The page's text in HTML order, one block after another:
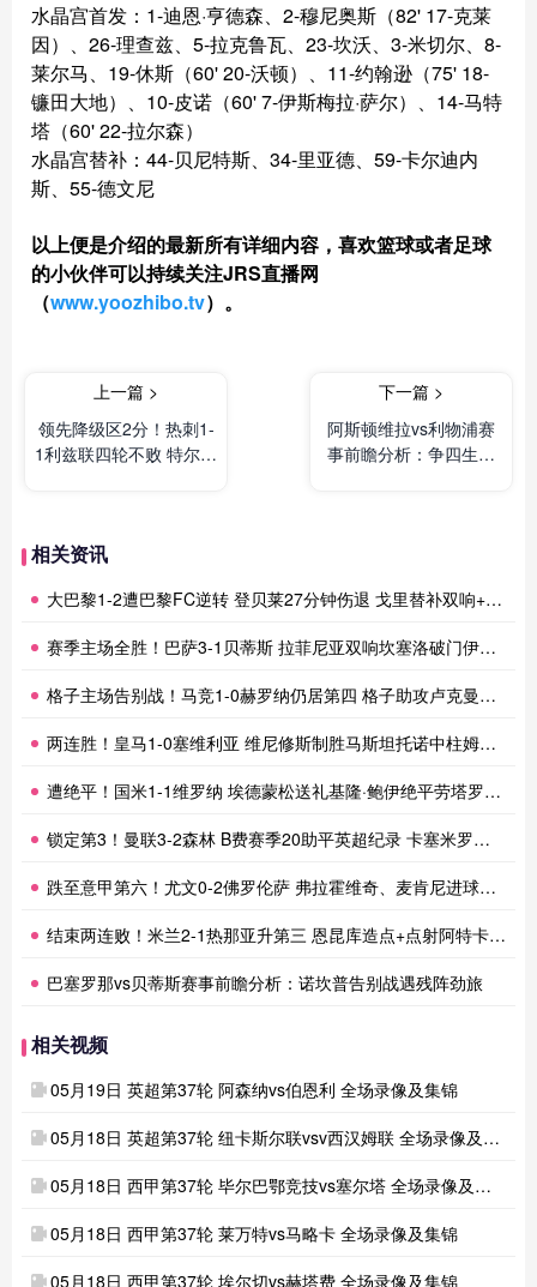
水晶宫首发：1-迪恩·亨德森、2-穆尼奥斯（82' 17-克莱
因）、26-理查兹、5-拉克鲁瓦、23-坎沃、3-米切尔、8-
莱尔马、19-休斯（60' 20-沃顿）、11-约翰逊（75' 18-
镰田大地）、10-皮诺（60' 7-伊斯梅拉·萨尔）、14-马特
塔（60' 22-拉尔森）
水晶宫替补：44-贝尼特斯、34-里亚德、59-卡尔迪内
斯、55-德文尼
以上便是介绍的最新所有详细内容，喜欢篮球或者足球
的小伙伴可以持续关注JRS直播网
（www.yoozhibo.tv）。
上一篇 >
领先降级区2分！热刺1-
1利兹联四轮不败 特尔破
下一篇 >
阿斯顿维拉vs利物浦赛
事前瞻分析：争四生死
相关资讯
大巴黎1-2遭巴黎FC逆转 登贝莱27分钟伤退 戈里替补双响+读秒绝杀
赛季主场全胜！巴萨3-1贝蒂斯 拉菲尼亚双响坎塞洛破门伊斯科点射
格子主场告别战！马竞1-0赫罗纳仍居第四 格子助攻卢克曼制胜球
两连胜！皇马1-0塞维利亚 维尼修斯制胜马斯坦托诺中柱姆总失良机
遭绝平！国米1-1维罗纳 埃德蒙松送礼基隆·鲍伊绝平劳塔罗失良机
锁定第3！曼联3-2森林 B费赛季20助平英超纪录 卡塞米罗主场告别
跌至意甲第六！尤文0-2佛罗伦萨 弗拉霍维奇、麦肯尼进球被吹
结束两连败！米兰2-1热那亚升第三 恩昆库造点+点射阿特卡梅破门
巴塞罗那vs贝蒂斯赛事前瞻分析：诺坎普告别战遇残阵劲旅
相关视频
05月19日 英超第37轮 阿森纳vs伯恩利 全场录像及集锦
05月18日 英超第37轮 纽卡斯尔联vsv西汉姆联 全场录像及集锦
05月18日 西甲第37轮 毕尔巴鄂竞技vs塞尔塔 全场录像及集锦
05月18日 西甲第37轮 莱万特vs马略卡 全场录像及集锦
05月18日 西甲第37轮 埃尔切vs赫塔费 全场录像及集锦